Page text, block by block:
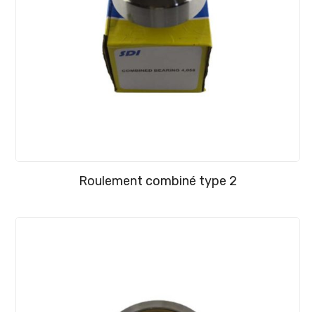
Roulement combiné type 2